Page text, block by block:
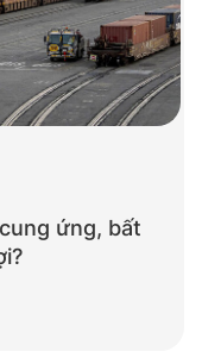
ứng, bất